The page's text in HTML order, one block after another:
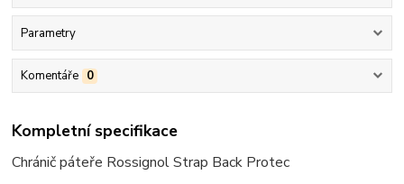
Parametry
Komentáře 0
Kompletní specifikace
Chránič páteře Rossignol Strap Back Protec